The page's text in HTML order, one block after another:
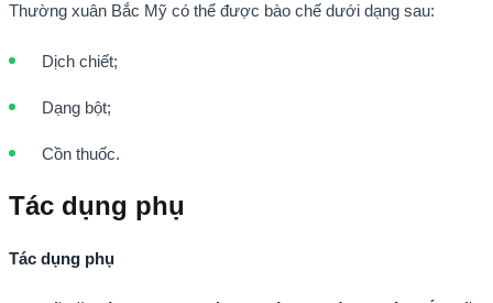
Thường xuân Bắc Mỹ có thể được bào chế dưới dạng sau:
Dịch chiết;
Dạng bột;
Cồn thuốc.
Tác dụng phụ
Tác dụng phụ